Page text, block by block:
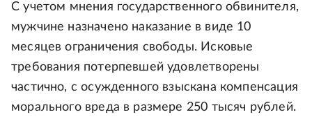
С учетом мнения государственного обвинителя,
мужчине назначено наказание в виде 10
месяцев ограничения свободы. Исковые
требования потерпевшей удовлетворены
частично, с осужденного взыскана компенсация
морального вреда в размере 250 тысяч рублей.